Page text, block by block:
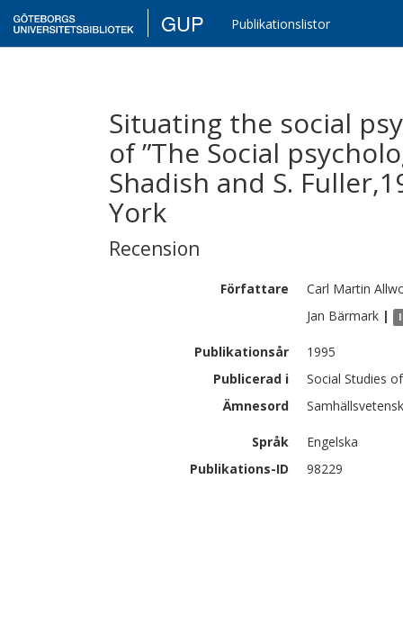
GUP Publikationslistor
Situating the social
of ”The Social
Shadish and S.
York
Recension
Författare Carl Martin
Jan Bärmark |
Publikationsår
1995
Publicerad i
Social Studies
Ämnesord
Språk
Engelska
Publikations-ID
98229